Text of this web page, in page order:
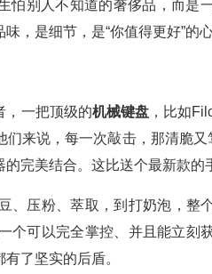
怕别人不知道的奢侈品，而是
，是细节，是“你值得更好”的心
，一把顶级的机械键盘，比如
来说，每一次敲击，那清脆又
完美结合。这比送个最新款的
、压粉、萃取，到打奶泡，整
个可以完全掌控、并且能立刻
了坚实的后盾。